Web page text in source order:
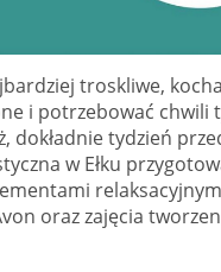
troskliwe,
i potrzebować chwili
dokładnie tydzień
w Ełku
oraz zajęcia